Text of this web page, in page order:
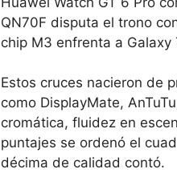
QN70F disputa el trono
chip M3 enfrenta a Galaxy
Estos cruces nacieron de
como DisplayMate,
cromática, fluidez en
puntajes se ordenó el
décima de calidad contó.